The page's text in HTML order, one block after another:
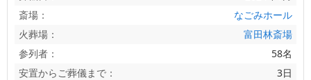
斎場：
なごみホール
火葬場：
富田林斎場
参列者：
58名
安置からご葬儀まで：
3日